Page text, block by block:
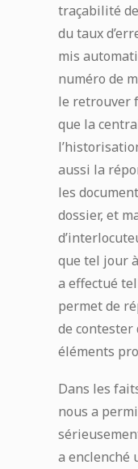
traçabilité
du taux
mis
numéro de
le retrouver
que la
aussi la
les
dossier, et
que tel jour
a effectué
permet de
de contester
éléments
Dans les
nous a
a enclenché